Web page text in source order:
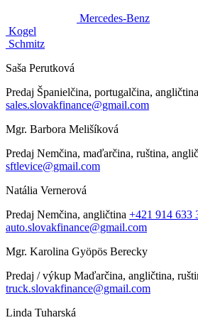
Mercedes-Benz
Kogel
Schmitz
Saša Perutková
Predaj Španielčina, portugalčina, angličtina
sales.slovakfinance@gmail.com
Mgr. Barbora Melišíková
Predaj Nemčina, maďarčina, ruština,
sftlevice@gmail.com
Natália Vernerová
Predaj Nemčina, angličtina +421 914 633
auto.slovakfinance@gmail.com
Mgr. Karolina Gyöpös Berecky
Predaj / výkup Maďarčina, angličtina,
truck.slovakfinance@gmail.com
Linda Tuharská